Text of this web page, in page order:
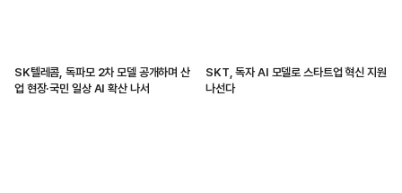
SK텔레콤, 독파모 2차 모델 공개하며 산
업 현장·국민 일상 AI 확산 나서
SKT, 독자 AI 모델로 스타트업 혁신 지원
나선다